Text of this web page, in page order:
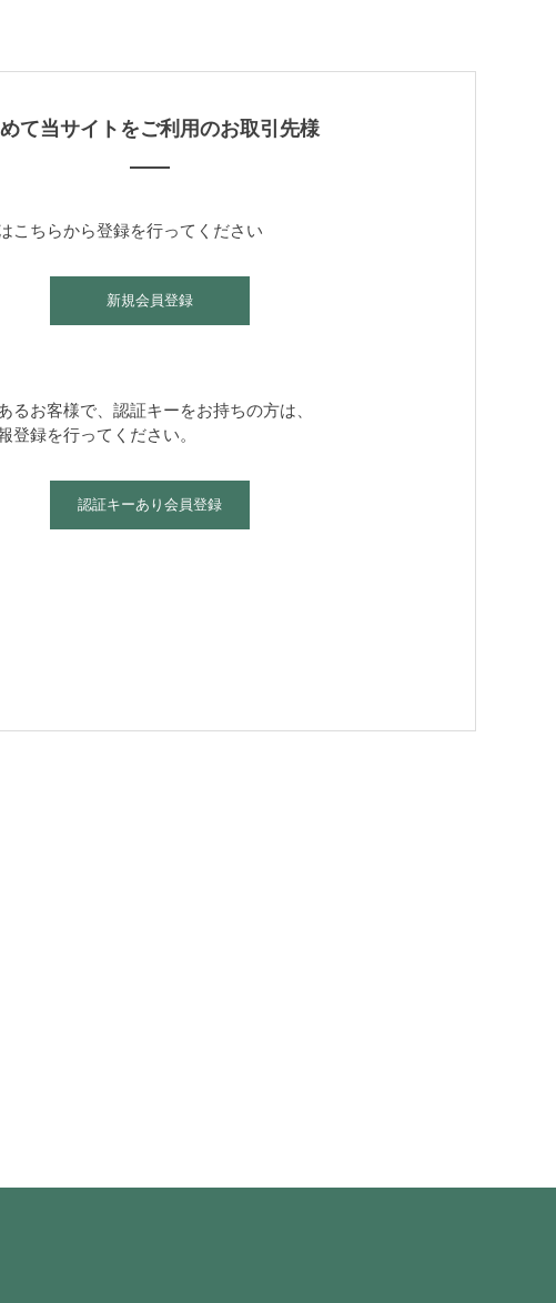
て当サイトをご利用のお取引先様
こちらから登録を行ってください
新規会員登録
るお客様で、認証キーをお持ちの方は、
登録を行ってください。
認証キーあり会員登録